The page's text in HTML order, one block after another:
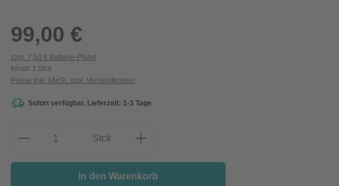
99,00 €
zzgl. 7,50 € Batterie-Pfand
Inhalt: 1 Stck
Preise inkl. MwSt. zzgl. Versandkosten
Sofort verfügbar, Lieferzeit: 1-3 Tage
Produkt Anzahl: Gib den gewünschten Wert ein
Stck
In den Warenkorb